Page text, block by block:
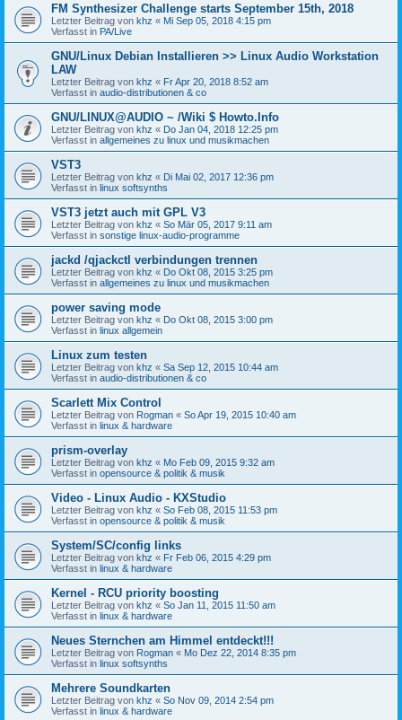
FM Synthesizer Challenge starts September 15th, 2018
Letzter Beitrag von khz « Mi Sep 05, 2018 4:15 pm
Verfasst in PA/Live
GNU/Linux Debian Installieren >> Linux Audio Workstation
LAW
Letzter Beitrag von khz « Fr Apr 20, 2018 8:52 am
Verfasst in audio-distributionen & co
GNU/LINUX@AUDIO ~ /Wiki $ Howto.Info
Letzter Beitrag von khz « Do Jan 04, 2018 12:25 pm
Verfasst in allgemeines zu linux und musikmachen
VST3
Letzter Beitrag von khz « Di Mai 02, 2017 12:36 pm
Verfasst in linux softsynths
VST3 jetzt auch mit GPL V3
Letzter Beitrag von khz « So Mär 05, 2017 9:11 am
Verfasst in sonstige linux-audio-programme
jackd /qjackctl verbindungen trennen
Letzter Beitrag von khz « Do Okt 08, 2015 3:25 pm
Verfasst in allgemeines zu linux und musikmachen
power saving mode
Letzter Beitrag von khz « Do Okt 08, 2015 3:00 pm
Verfasst in linux allgemein
Linux zum testen
Letzter Beitrag von khz « Sa Sep 12, 2015 10:44 am
Verfasst in audio-distributionen & co
Scarlett Mix Control
Letzter Beitrag von Rogman « So Apr 19, 2015 10:40 am
Verfasst in linux & hardware
prism-overlay
Letzter Beitrag von khz « Mo Feb 09, 2015 9:32 am
Verfasst in opensource & politik & musik
Video - Linux Audio - KXStudio
Letzter Beitrag von khz « So Feb 08, 2015 11:53 pm
Verfasst in opensource & politik & musik
System/SC/config links
Letzter Beitrag von khz « Fr Feb 06, 2015 4:29 pm
Verfasst in linux & hardware
Kernel - RCU priority boosting
Letzter Beitrag von khz « So Jan 11, 2015 11:50 am
Verfasst in linux & hardware
Neues Sternchen am Himmel entdeckt!!!
Letzter Beitrag von Rogman « Mo Dez 22, 2014 8:35 pm
Verfasst in linux softsynths
Mehrere Soundkarten
Letzter Beitrag von khz « So Nov 09, 2014 2:54 pm
Verfasst in linux & hardware